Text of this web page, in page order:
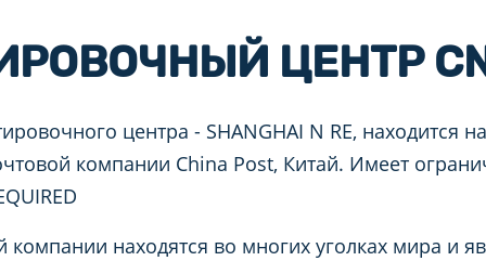
ЦЕНТР
центра - SHANGHAI N RE, находится
компании China Post, Китай. Имеет
находятся во многих уголках мира и